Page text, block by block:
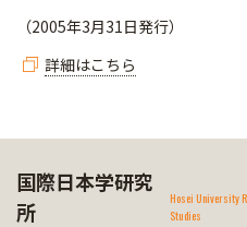
（2005年3月31日発行）
詳細はこちら
国際日本学研究
所
Hosei University
Studies